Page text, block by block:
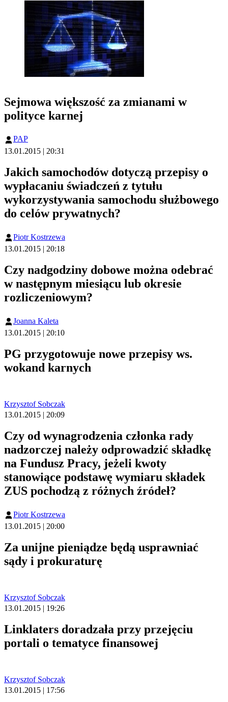
Sejmowa większość za zmianami w
polityce karnej
PAP
13.01.2015 | 20:31
Jakich samochodów dotyczą przepisy o
wypłacaniu świadczeń z tytułu
wykorzystywania samochodu służbowego
do celów prywatnych?
Piotr Kostrzewa
13.01.2015 | 20:18
Czy nadgodziny dobowe można odebrać
w następnym miesiącu lub okresie
rozliczeniowym?
Joanna Kaleta
13.01.2015 | 20:10
PG przygotowuje nowe przepisy ws.
wokand karnych
Krzysztof Sobczak
13.01.2015 | 20:09
Czy od wynagrodzenia członka rady
nadzorczej należy odprowadzić składkę
na Fundusz Pracy, jeżeli kwoty
stanowiące podstawę wymiaru składek
ZUS pochodzą z różnych źródeł?
Piotr Kostrzewa
13.01.2015 | 20:00
Za unijne pieniądze będą usprawniać
sądy i prokuraturę
Krzysztof Sobczak
13.01.2015 | 19:26
Linklaters doradzała przy przejęciu
portali o tematyce finansowej
Krzysztof Sobczak
13.01.2015 | 17:56